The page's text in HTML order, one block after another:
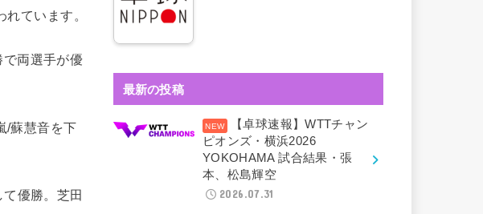
ています。
両選手が優
/蘇慧音を下
優勝。芝田
最新の投稿
【卓球速報】WTTチャン
ピオンズ・横浜2026
YOKOHAMA 試合結果・張
本、松島輝空
2026.07.31